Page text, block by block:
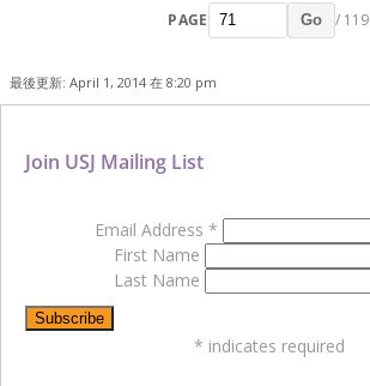
PAGE Go / 119
最後更新: April 1, 2014 在 8:20 pm
Join USJ Mailing List
Email Address *
First Name
Last Name
* indicates required